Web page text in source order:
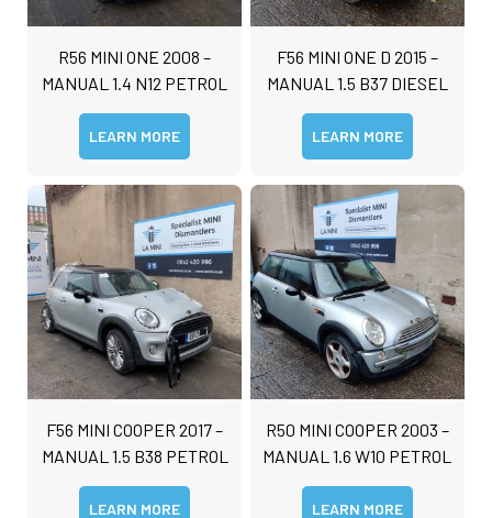
R56 MINI ONE 2008 –
MANUAL 1.4 N12 PETROL
LEARN MORE
F56 MINI ONE D 2015 –
MANUAL 1.5 B37 DIESEL
LEARN MORE
F56 MINI COOPER 2017 –
MANUAL 1.5 B38 PETROL
LEARN MORE
R50 MINI COOPER 2003 –
MANUAL 1.6 W10 PETROL
LEARN MORE